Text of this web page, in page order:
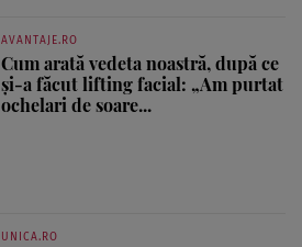
AVANTAJE.RO
Cum arată vedeta noastră, după ce
și-a făcut lifting facial: „Am purtat
ochelari de soare...
UNICA.RO